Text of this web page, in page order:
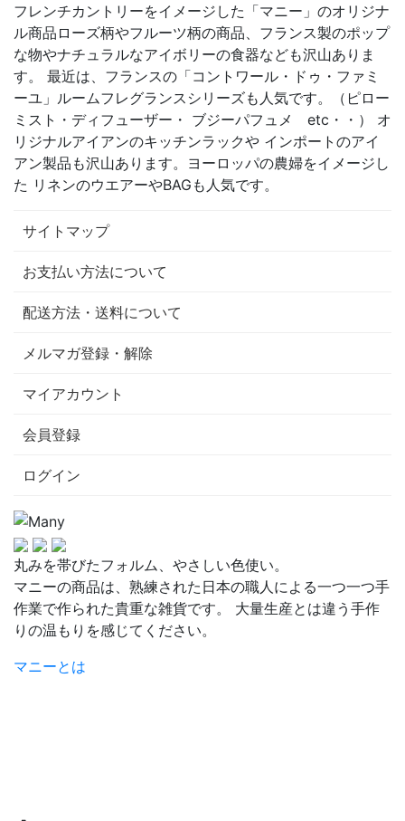
フレンチカントリーをイメージした「マニー」のオリジナ
ル商品ローズ柄やフルーツ柄の商品、フランス製のポップ
な物やナチュラルなアイボリーの食器なども沢山ありま
す。 最近は、フランスの「コントワール・ドゥ・ファミ
ーユ」ルームフレグランスシリーズも人気です。（ピロー
ミスト・ディフューザー・ ブジーパフュメ etc・・） オ
リジナルアイアンのキッチンラックや インポートのアイ
アン製品も沢山あります。ヨーロッパの農婦をイメージし
た リネンのウエアーやBAGも人気です。
サイトマップ
お支払い方法について
配送方法・送料について
メルマガ登録・解除
マイアカウント
会員登録
ログイン
丸みを帯びたフォルム、やさしい色使い。
マニーの商品は、熟練された日本の職人による一つ一つ手
作業で作られた貴重な雑貨です。 大量生産とは違う手作
りの温もりを感じてください。
マニーとは